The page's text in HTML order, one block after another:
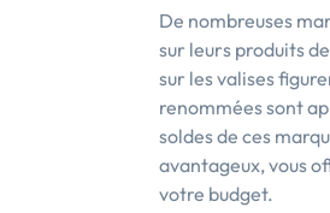
De nombreuses
sur leurs produits
sur les valises
renommées sont
soldes de ces
avantageux, vous
votre budget.